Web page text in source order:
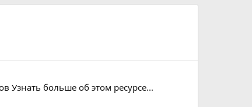
Узнать больше об этом ресурсе...